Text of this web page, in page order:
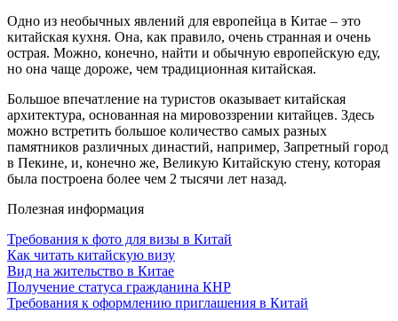
Одно из необычных явлений для европейца в Китае – это
китайская кухня. Она, как правило, очень странная и очень
острая. Можно, конечно, найти и обычную европейскую еду,
но она чаще дороже, чем традиционная китайская.
Большое впечатление на туристов оказывает китайская
архитектура, основанная на мировоззрении китайцев. Здесь
можно встретить большое количество самых разных
памятников различных династий, например, Запретный город
в Пекине, и, конечно же, Великую Китайскую стену, которая
была построена более чем 2 тысячи лет назад.
Полезная информация
Требования к фото для визы в Китай
Как читать китайскую визу
Вид на жительство в Китае
Получение статуса гражданина КНР
Требования к оформлению приглашения в Китай